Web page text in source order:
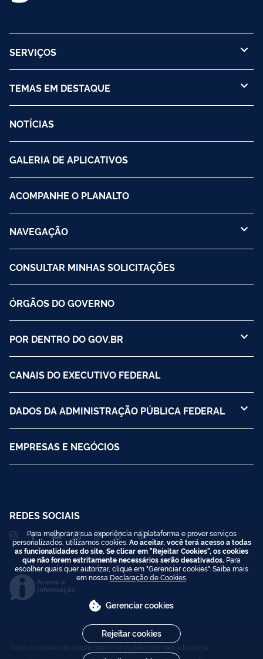
SERVIÇOS
TEMAS EM DESTAQUE
NOTÍCIAS
GALERIA DE APLICATIVOS
ACOMPANHE O PLANALTO
NAVEGAÇÃO
CONSULTAR MINHAS SOLICITAÇÕES
ÓRGÃOS DO GOVERNO
POR DENTRO DO GOV.BR
CANAIS DO EXECUTIVO FEDERAL
DADOS DA ADMINISTRAÇÃO PÚBLICA FEDERAL
EMPRESAS E NEGÓCIOS
REDES SOCIAIS
Acesso à
Informação
Todo o conteúdo deste site está publicado sob a licença
Para melhorar a sua experiência na plataforma e prover serviços
personalizados, utilizamos cookies. Ao aceitar, você terá acesso a todas
as funcionalidades do site. Se clicar em "Rejeitar Cookies", os cookies
que não forem estritamente necessários serão desativados. Para
escolher quais quer autorizar, clique em "Gerenciar cookies". Saiba mais
em nossa Declaração de Cookies.
Gerenciar cookies
Rejeitar cookies